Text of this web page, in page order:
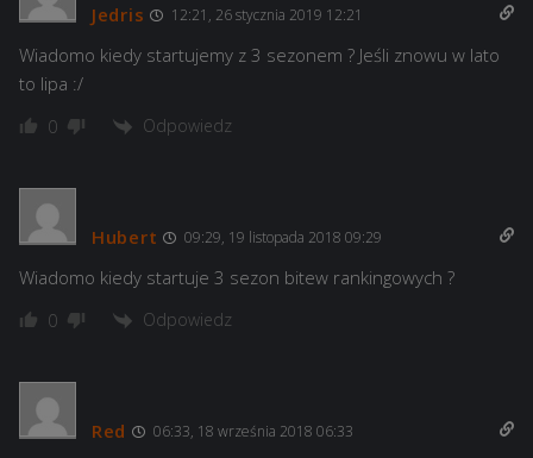
Jedris 12:21, 26 stycznia 2019 12:21
Wiadomo kiedy startujemy z 3 sezonem ? Jeśli znowu w lato
to lipa :/
0 Odpowiedz
Hubert 09:29, 19 listopada 2018 09:29
Wiadomo kiedy startuje 3 sezon bitew rankingowych ?
0 Odpowiedz
Red 06:33, 18 września 2018 06:33